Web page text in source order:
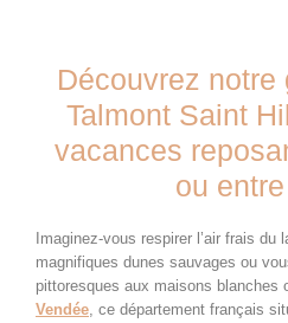
Découvrez notre
Talmont Saint
vacances
ou
Imaginez-vous respirer l’air frais du
magnifiques dunes sauvages ou
pittoresques aux maisons blanches
Vendée , ce département français